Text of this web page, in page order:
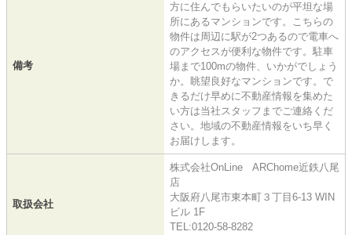
備考
方に住んでもらいたいのが平坦な場
所にあるマンションです。こちらの
物件は周辺に駅が2つあるので電車へ
のアクセスが便利な物件です。駐車
場まで100mの物件、いかがでしょう
か。眺望良好なマンションです。で
きるだけ早めに不動産情報を集めた
い方は当社スタッフまでご連絡くだ
さい。地域の不動産情報をいち早く
お届けします。
取扱会社
株式会社OnLine ARChome近鉄八尾
店
大阪府八尾市東本町３丁目6-13 WIN
ビル 1F
TEL:0120-58-8282